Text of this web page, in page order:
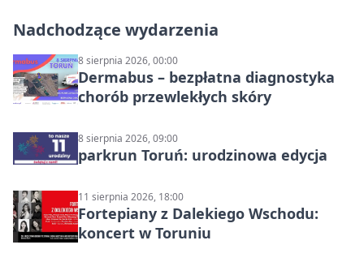
Nadchodzące wydarzenia
8 sierpnia 2026, 00:00
Dermabus – bezpłatna diagnostyka
chorób przewlekłych skóry
8 sierpnia 2026, 09:00
parkrun Toruń: urodzinowa edycja
11 sierpnia 2026, 18:00
Fortepiany z Dalekiego Wschodu:
koncert w Toruniu